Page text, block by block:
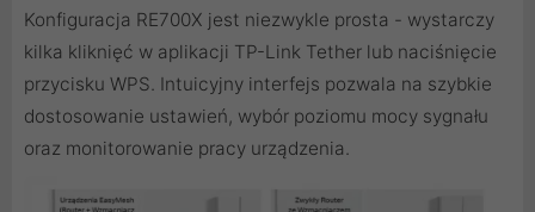
Konfiguracja RE700X jest niezwykle prosta - wystarczy
kilka kliknięć w aplikacji TP-Link Tether lub naciśnięcie
przycisku WPS. Intuicyjny interfejs pozwala na szybkie
dostosowanie ustawień, wybór poziomu mocy sygnału
oraz monitorowanie pracy urządzenia.